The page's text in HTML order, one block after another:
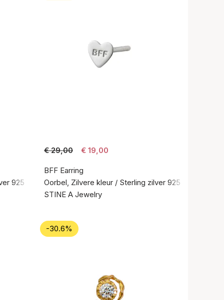
925
€ 29,00 € 19,00
BFF Earring
Oorbel, Zilvere kleur / Sterling zilver 925
STINE A Jewelry
-30.6%